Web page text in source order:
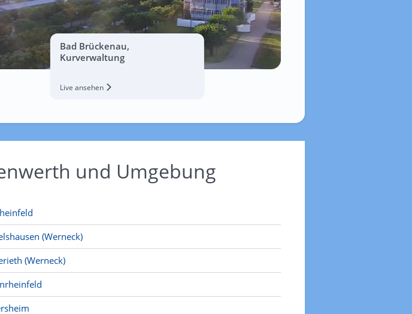
Bad Brückenau,
Kurverwaltung
Live ansehen
und Umgebung
(Werneck)
(Werneck)